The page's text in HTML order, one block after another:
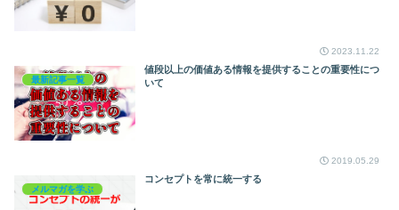
2023.11.22
最新記事一覧
値段以上の価値ある情報を提供することの重要性につ
いて
2019.05.29
メルマガを学ぶ
コンセプトを常に統一する